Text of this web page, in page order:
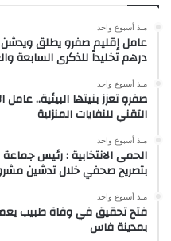
منذ أسبوع واحد
درهم تخليداً للذكرى السابعة
منذ أسبوع واحد
صفرو تعزز بنيتها البيئية..
التقني للنفايات المنزلية
منذ أسبوع واحد
الحمى الانتخابية : رئيس
بتصريح صحفي خلال تدشين
منذ أسبوع واحد
فتح تحقيق في وفاة طبيب
بمدينة فاس